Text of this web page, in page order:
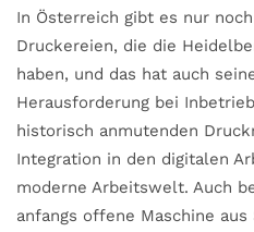
In Österreich gibt es nur
Druckereien, die die
haben, und das hat auch
Herausforderung bei
historisch anmutenden
Integration in den digitalen
moderne Arbeitswelt. Auch
anfangs offene Maschine